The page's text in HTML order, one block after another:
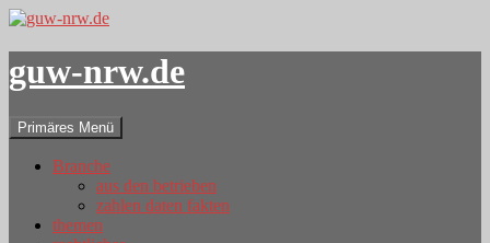
guw-nrw.de
Suchen
Primäres Menü
Inhalt
Branche
aus den betrieben
zahlen daten fakten
themen